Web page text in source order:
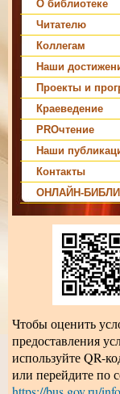
О библиотеке
Читателю
Коллегам
Наши
Проекты и
Краеведение
PROчтение
Наши
Контакты
ОНЛАЙН-
Чтобы оценить
предоставления
используйте QR-
или перейдите по